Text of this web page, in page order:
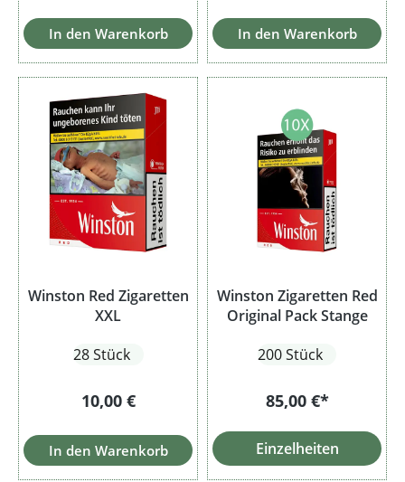
In den Warenkorb In den Warenkorb
Winston Red Zigaretten
XXL
28 Stück
Regulärer Preis:
10,00 €
In den Warenkorb
Winston Zigaretten Red
Original Pack Stange
200 Stück
85,00 €*
Einzelheiten